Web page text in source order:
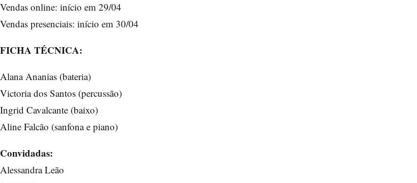
Vendas online: início em 29/04
Vendas presenciais: início em 30/04
FICHA TÉCNICA:
Alana Ananias (bateria)
Victoria dos Santos (percussão)
Ingrid Cavalcante (baixo)
Aline Falcão (sanfona e piano)
Convidadas:
Alessandra Leão